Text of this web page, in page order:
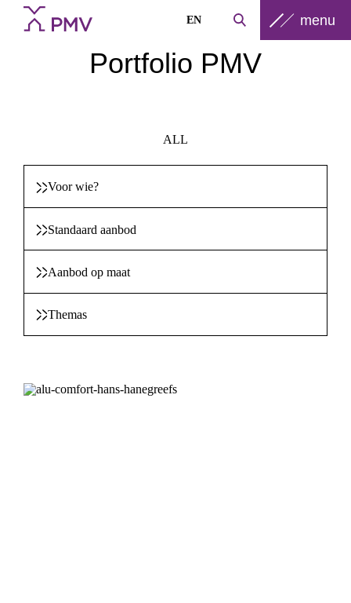
EN menu
Portfolio PMV
ALL
Voor wie?
Standaard aanbod
Aanbod op maat
Themas